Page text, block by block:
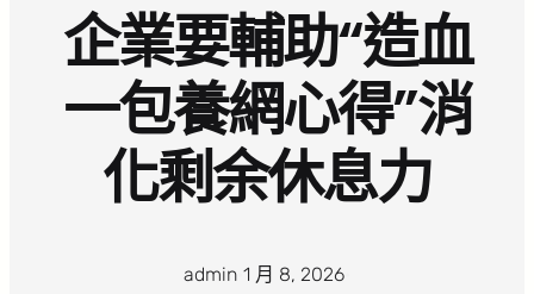
企業要輔助“造血
一包養網心得”消
化剩余休息力
admin 1 月 8, 2026